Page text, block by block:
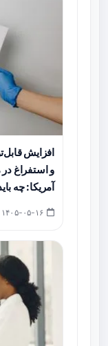
افزایش
و استفراغ
آمریکا: چه